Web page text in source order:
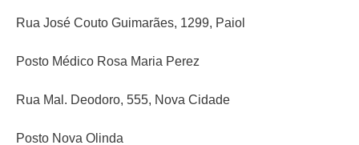
Rua José Couto Guimarães, 1299, Paiol
Posto Médico Rosa Maria Perez
Rua Mal. Deodoro, 555, Nova Cidade
Posto Nova Olinda